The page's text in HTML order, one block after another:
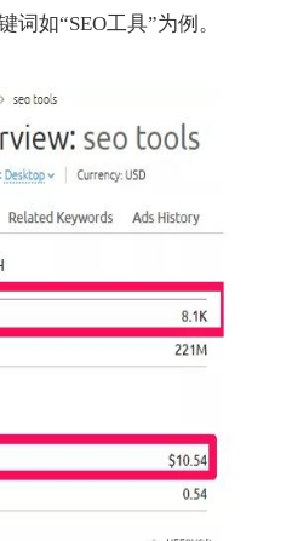
如“SEO工具”为例。